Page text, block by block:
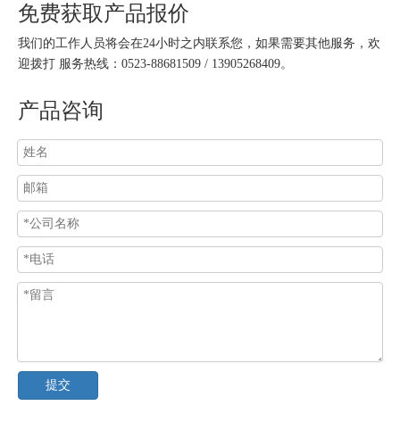
免费获取产品报价
我们的工作人员将会在24小时之内联系您，如果需要其他服务，欢
迎拨打 服务热线：0523-88681509 / 13905268409。
产品咨询
提交